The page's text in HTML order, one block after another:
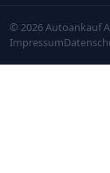
© 2026 Autoankauf
Impressum